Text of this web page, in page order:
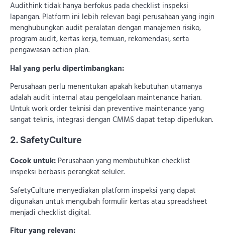
Audithink tidak hanya berfokus pada checklist inspeksi
lapangan. Platform ini lebih relevan bagi perusahaan yang ingin
menghubungkan audit peralatan dengan manajemen risiko,
program audit, kertas kerja, temuan, rekomendasi, serta
pengawasan action plan.
Hal yang perlu dipertimbangkan:
Perusahaan perlu menentukan apakah kebutuhan utamanya
adalah audit internal atau pengelolaan maintenance harian.
Untuk work order teknisi dan preventive maintenance yang
sangat teknis, integrasi dengan CMMS dapat tetap diperlukan.
2. SafetyCulture
Cocok untuk: Perusahaan yang membutuhkan checklist
inspeksi berbasis perangkat seluler.
SafetyCulture menyediakan platform inspeksi yang dapat
digunakan untuk mengubah formulir kertas atau spreadsheet
menjadi checklist digital.
Fitur yang relevan: